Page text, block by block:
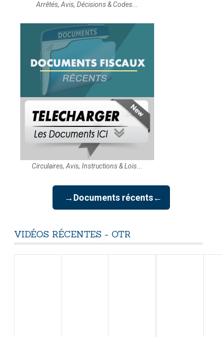
Arrêtés, Avis, Décisions & Codes...
Circulaires, Avis, Instructions & Lois...
→Documents récents←
VIDÉOS RÉCENTES - OTR